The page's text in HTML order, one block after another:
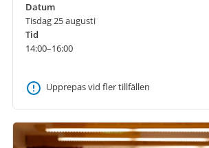
Datum
Tisdag 25 augusti
Tid
14:00–16:00
Upprepas vid fler tillfällen